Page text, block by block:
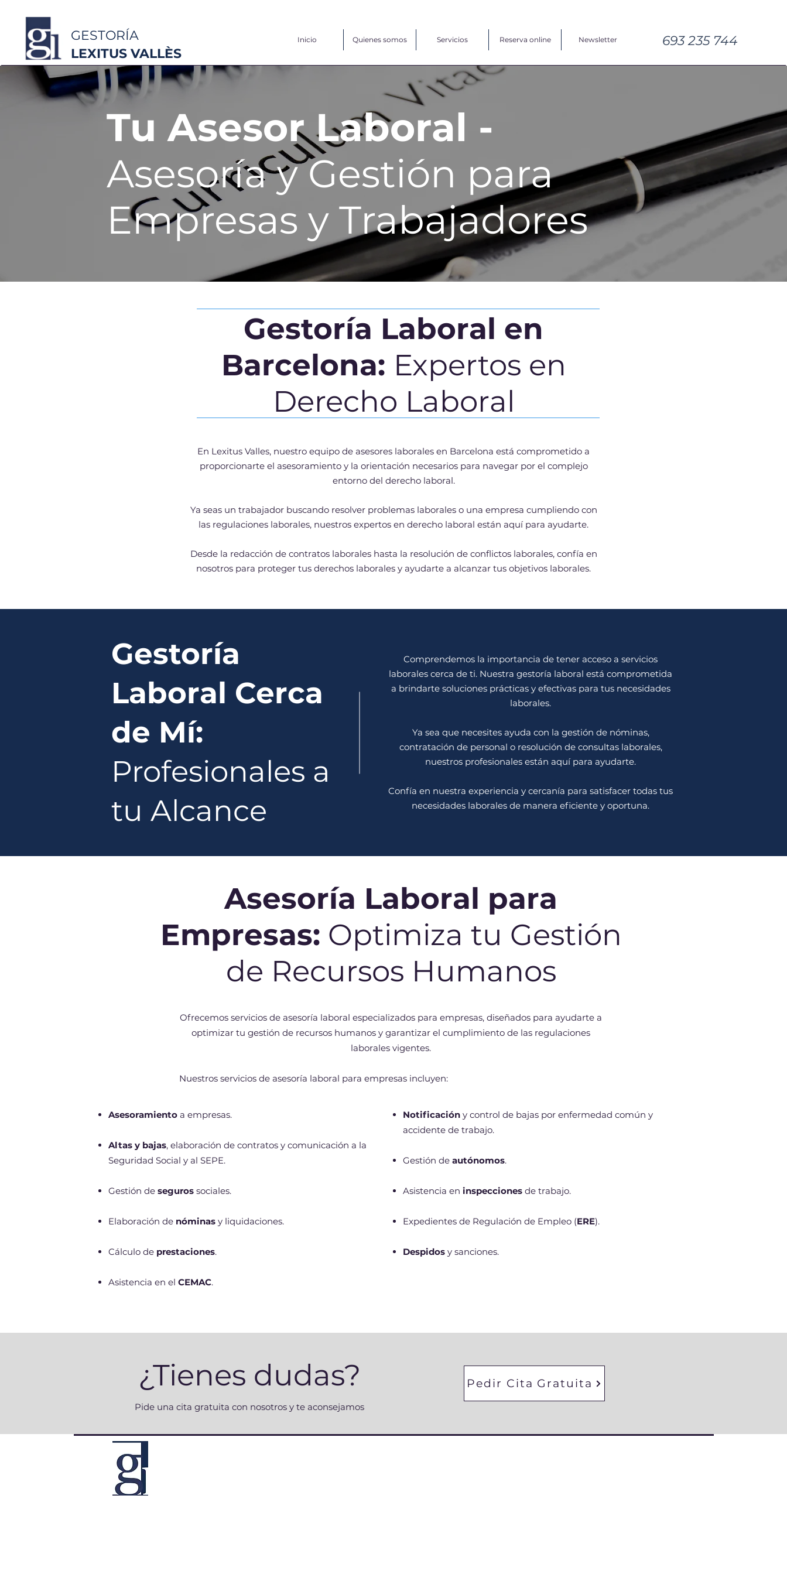
GESTORÍA
LEXITUS VALLÈS
Inicio Quienes somos Servicios Reserva online Newsletter 693 235 744
Tu Asesor Laboral -
Asesoría y Gestión para
Empresas y Trabajadores
Gestoría Laboral en
Barcelona: Expertos en
Derecho Laboral
En Lexitus Valles, nuestro equipo de asesores laborales en Barcelona está comprometido a
proporcionarte el asesoramiento y la orientación necesarios para navegar por el complejo
entorno del derecho laboral.
Ya seas un trabajador buscando resolver problemas laborales o una empresa cumpliendo con
las regulaciones laborales, nuestros expertos en derecho laboral están aquí para ayudarte.
Desde la redacción de contratos laborales hasta la resolución de conflictos laborales, confía en
nosotros para proteger tus derechos laborales y ayudarte a alcanzar tus objetivos laborales.
Gestoría
Laboral Cerca
de Mí:
Profesionales a
tu Alcance
Comprendemos la importancia de tener acceso a servicios
laborales cerca de ti. Nuestra gestoría laboral está comprometida
a brindarte soluciones prácticas y efectivas para tus necesidades
laborales.
Ya sea que necesites ayuda con la gestión de nóminas,
contratación de personal o resolución de consultas laborales,
nuestros profesionales están aquí para ayudarte.
Confía en nuestra experiencia y cercanía para satisfacer todas tus
necesidades laborales de manera eficiente y oportuna.
Asesoría Laboral para
Empresas: Optimiza tu Gestión
de Recursos Humanos
Ofrecemos servicios de asesoría laboral especializados para empresas, diseñados para ayudarte a
optimizar tu gestión de recursos humanos y garantizar el cumplimiento de las regulaciones
laborales vigentes.
Nuestros servicios de asesoría laboral para empresas incluyen:
Asesoramiento a empresas.
Altas y bajas, elaboración de contratos y comunicación a la
Seguridad Social y al SEPE.
Gestión de seguros sociales.
Elaboración de nóminas y liquidaciones.
Cálculo de prestaciones.
Asistencia en el CEMAC.
Notificación y control de bajas por enfermedad común y
accidente de trabajo.
Gestión de autónomos.
Asistencia en inspecciones de trabajo.
Expedientes de Regulación de Empleo (ERE).
Despidos y sanciones.
¿Tienes dudas?
Pide una cita gratuita con nosotros y te aconsejamos
Pedir Cita Gratuita